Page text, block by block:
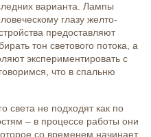
варианта. Лампы
глазу желто-
предоставляют
тон светового потока, а
экспериментировать с
что в спальню
света не подходят как по
– в процессе работы они
со временем начинает